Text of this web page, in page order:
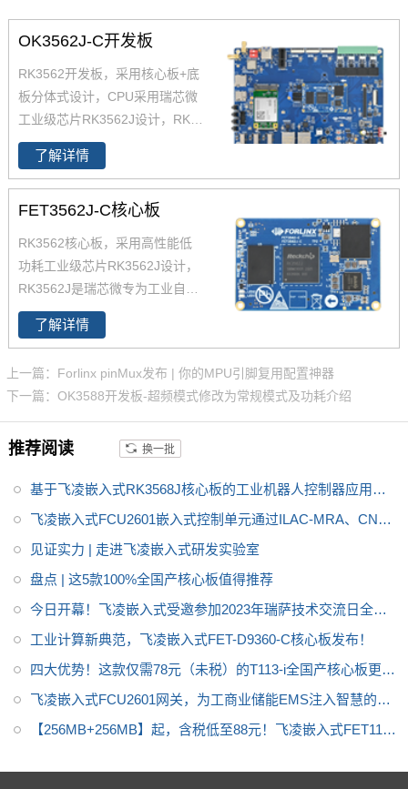
OK3562J-C开发板
RK3562开发板，采用核心板+底
板分体式设计，CPU采用瑞芯微
工业级芯片RK3562J设计，RK3
562J是瑞芯微专为工业自动化及
消费类电子设备打造的一款高性
能、低功耗国产化应用处理器，
集成了4个ARM Cortex-A53高性
了解详情
FET3562J-C核心板
RK3562核心板，采用高性能低
功耗工业级芯片RK3562J设计，
RK3562J是瑞芯微专为工业自动
化及消费类电子设备打造的一款
高性能、低功耗国产化应用处理
高性能核，主频高达1.8GHz。R
K3562核心板采用3组80Pin板对
板连接器，可插拔式设计便于产
品的安装与维护。
了解详情
上一篇：Forlinx pinMux发布 | 你的MPU引脚复用配置神器
下一篇：OK3588开发板-超频模式修改为常规模式及功耗介绍
推荐阅读 换一批
基于飞凌嵌入式RK3568J核心板的工业机器人控制器应用方
案
飞凌嵌入式FCU2601嵌入式控制单元通过ILAC-MRA、CNAS
检测认证
见证实力 | 走进飞凌嵌入式研发实验室
盘点 | 这5款100%全国产核心板值得推荐
今日开幕！飞凌嵌入式受邀参加2023年瑞萨技术交流日全国
巡回展
工业计算新典范，飞凌嵌入式FET-D9360-C核心板发布！
四大优势！这款仅需78元（未税）的T113-i全国产核心板更值
得关注
飞凌嵌入式FCU2601网关，为工商业储能EMS注入智慧的力
量
【256MB+256MB】起，含税低至88元！飞凌嵌入式FET113i-